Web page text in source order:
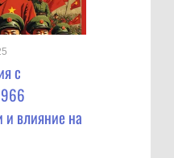
с
и влияние на